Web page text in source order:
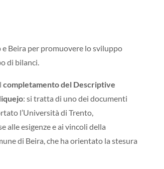
Beira per promuovere lo sviluppo
di bilanci.
completamentodel Descriptive
: si tratta di uno dei documenti
l’Università di Trento,
alle esigenze e ai vincoli della
di Beira, che ha orientato la stesura